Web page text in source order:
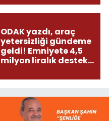
ODAK yazdı, araç
yetersizliği gündeme
geldi! Emniyete 4,5
milyon liralık destek